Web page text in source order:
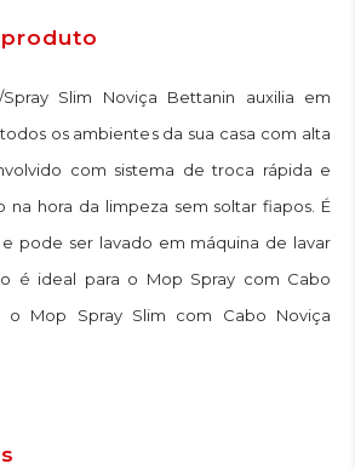
Slim Noviça Bettanin auxilia em
os ambientes da sua casa com alta
com sistema de troca rápida e
na hora da limpeza sem soltar fiapos. É
pode ser lavado em máquina de lavar
é ideal para o Mop Spray com Cabo
o Mop Spray Slim com Cabo Noviça